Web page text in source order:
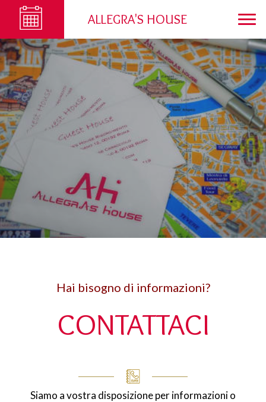
ALLEGRA'S HOUSE
Hai bisogno di informazioni?
CONTATTACI
Siamo a vostra disposizione per informazioni o